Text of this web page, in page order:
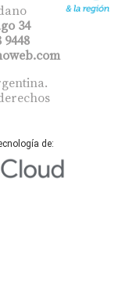
34
9448
de: